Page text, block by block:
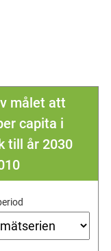
målet att
capita i
till år 2030